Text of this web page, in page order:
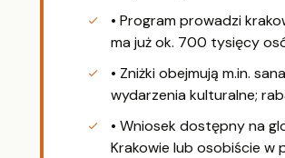
• Program prowadzi
ma już ok. 700 tysięcy
• Zniżki obejmują m.in.
wydarzenia kulturalne;
• Wniosek dostępny na
Krakowie lub osobiście w